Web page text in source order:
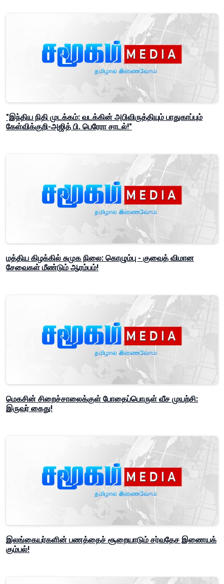
"இந்திய நிதி முடக்கம்: வடக்கின் அபிவிருத்தியும் பாதுகாப்பும்
கேள்விக்குறி-அஜித் பி. பெரேரா சாடல்!"
மத்திய கிழக்கில் சுமுக நிலை: கொழும்பு - குவைத் விமான
சேவைகள் மீண்டும் ஆரம்பம்!
மெகசின் சிறைச்சாலைக்குள் போதைப்பொருள் வீச முயற்சி:
இருவர் கைது!
இலங்கையர்களின் பணத்தைச் சூறையாடும் சர்வதேச இணையக்
கும்பல்!